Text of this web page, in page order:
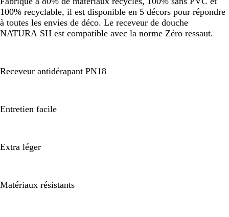
100% recyclable, il est disponible en 5 décors pour répondre
à toutes les envies de déco. Le receveur de douche
NATURA SH est compatible avec la norme Zéro ressaut.
Receveur antidérapant PN18
Entretien facile
Extra léger
Matériaux résistants